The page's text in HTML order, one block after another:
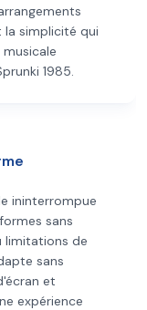
simplicité qui
1985.
ininterrompue
sans
limitations de
sans
et
expérience